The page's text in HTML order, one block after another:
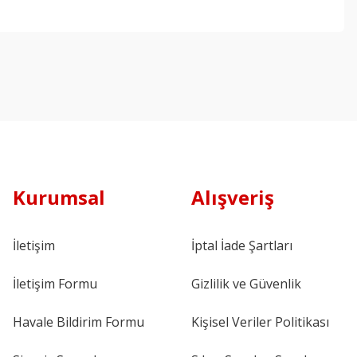
Kurumsal
İletişim
İletişim Formu
Havale Bildirim Formu
Alışveriş
İptal İade Şartları
Gizlilik ve Güvenlik
Kişisel Veriler Politikası